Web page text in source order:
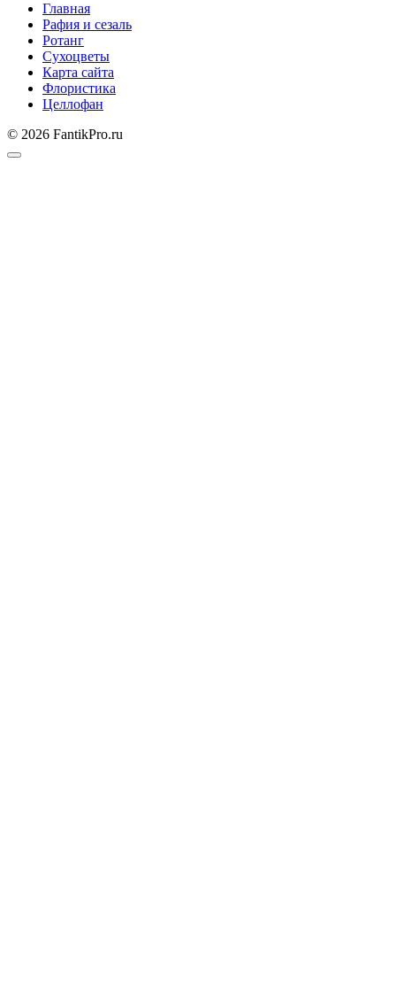
Главная
Рафия и сезаль
Ротанг
Сухоцветы
Карта сайта
Флористика
Целлофан
© 2026 FantikPro.ru